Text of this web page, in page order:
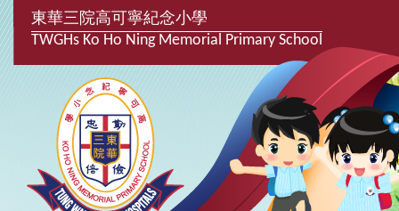
東華三院高可寧紀念小學
TWGHs Ko Ho Ning Memorial Primary School